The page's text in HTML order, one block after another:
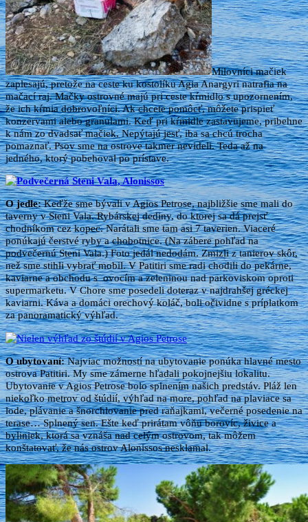
Milovníci mačiek
zaplesajú, pretože na ceste ku kostolíku Agia Anargyri natrafia na
mačací raj. Mačky ostrovné majú pri ceste kŕmidlo s upozornením,
že ich kŕmia dobrovoľníci. Ak chcete pomôcť, môžete prispieť
konzervami alebo granulami. Keď pri kŕmidle zastavujeme, pribehne
k nám zo dvadsať mačiek. Nepýtajú jesť, iba sa chcú trocha
pomaznať. Psov sme na ostrove takmer nevideli. Teda až na
jedného, ktorý pobehoval po prístave.
O jedle:Keďže sme bývali v Agios Petrose, najbližšie sme mali do
taverny v Steni Vala. Rybárskej dediny, do ktorej sa dá prejsť
chodníkom cez kopec. Narátali sme tam asi 7 taverien. Viaceré
ponúkajú čerstvé ryby a chobotnice. (Na zábere pohľad na
podvečernú Steni Vala.) Foto jedál nedodám. Zmizli z tanierov skôr,
než sme stihli vybrať mobil. V Patitiri sme radi chodili do pekárne,
kaviarne a obchodu s ovocím a zeleninou nad parkoviskom oproti
supermarketu. V Chore sme posedeli doteraz v najdrahšej gréckej
kaviarni. Káva a domáci orechový koláč, boli očividne s príplatkom
za panoramatický výhľad.
O ubytovaní:Najviac možností na ubytovanie ponúka hlavné mesto
ostrova Patitiri. My sme zámerne hľadali pokojnejšiu lokalitu.
Ubytovanie v Agios Petrose bolo splnením našich predstáv. Pláž len
niekoľko metrov od štúdií, výhľad na more, pohľad na plaviace sa
lode, plávanie a šnorchlovanie pred raňajkami, večerné posedenie na
terase… Splnený sen. Ešte keď prirátam vôňu borovíc, živice a
byliniek, ktorá sa vznáša nad celým ostrovom, tak môžem
konštatovať, že nás ostrov Alonissos nesklamal.